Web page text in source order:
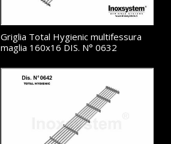
Griglia Total Hygienic multifessura
maglia 160x16 DIS. N° 0632